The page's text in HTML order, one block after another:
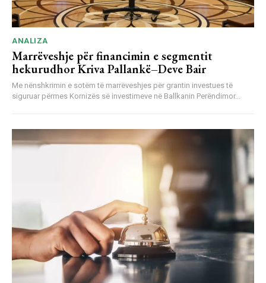
ANALIZA
Marrëveshje për financimin e segmentit
hekurudhor Kriva Pallankë–Deve Bair
Me nënshkrimin e sotëm të marrëveshjes për grantin investues të
siguruar përmes Kornizës së investimeve në Ballkanin Perëndimor...